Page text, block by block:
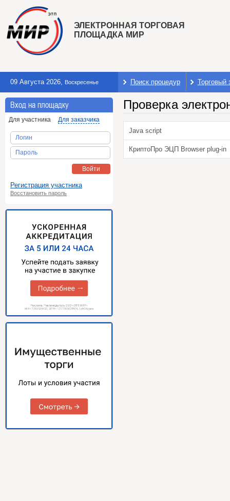
ЭЛЕКТРОННАЯ ТОРГОВАЯ
ПЛОЩАДКА МИР
09 Августа 2026, Воскресенье Поиск процедур Торговый
Вход на площадку
Для участника Для заказчика
Логин
Пароль
Войти
Регистрация участника
Восстановить пароль
Проверка
Java script
КриптоПро ЭЦП Browser plug-in